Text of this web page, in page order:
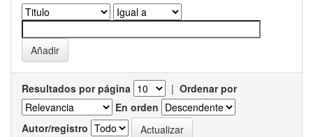
Resultados por página | Ordenar por
En orden
Autor/registro